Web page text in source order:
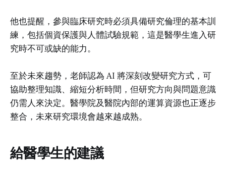
他也提醒，參與臨床研究時必須具備研究倫理的基本訓
練，包括個資保護與人體試驗規範，這是醫學生進入研
究時不可或缺的能力。
至於未來趨勢，老師認為 AI 將深刻改變研究方式，可
協助整理知識、縮短分析時間，但研究方向與問題意識
仍需人來決定。醫學院及醫院內部的運算資源也正逐步
整合，未來研究環境會越來越成熟。
給醫學生的建議